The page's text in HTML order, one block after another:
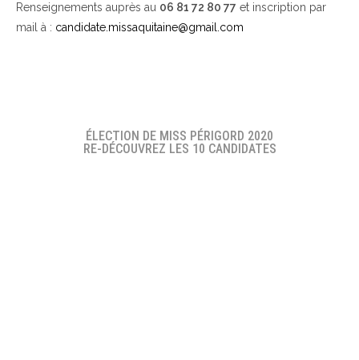
Renseignements auprès au 06 81 72 80 77 et inscription par
mail à : candidate.missaquitaine@gmail.com
ÉLECTION DE MISS PÉRIGORD 2020
RE-DÉCOUVREZ LES 10 CANDIDATES